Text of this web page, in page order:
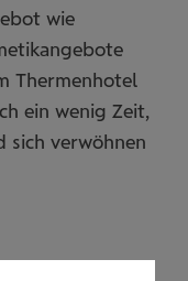
wie
Thermenhotel
ein wenig Zeit,
sich verwöhnen